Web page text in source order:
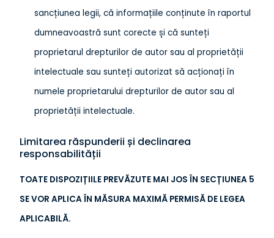
sancțiunea legii, că informațiile conținute în raportul
dumneavoastră sunt corecte și că sunteți
proprietarul drepturilor de autor sau al proprietății
intelectuale sau sunteți autorizat să acționați în
numele proprietarului drepturilor de autor sau al
proprietății intelectuale.
Limitarea răspunderii și declinarea
responsabilității
TOATE DISPOZIȚIILE PREVĂZUTE MAI JOS ÎN SECȚIUNEA 5
SE VOR APLICA ÎN MĂSURA MAXIMĂ PERMISĂ DE LEGEA
APLICABILĂ.